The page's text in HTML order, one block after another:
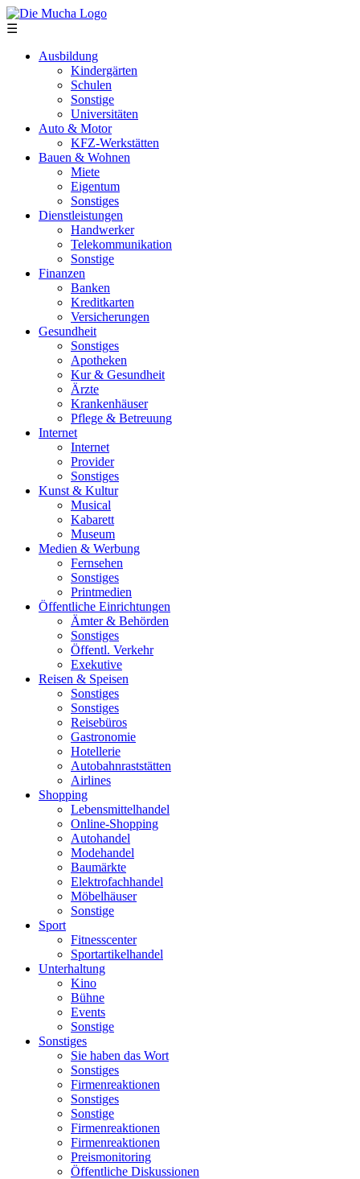
Direkt zum Inhalt
☰
Ausbildung
Kindergärten
Schulen
Sonstige
Universitäten
Auto & Motor
KFZ-Werkstätten
Bauen & Wohnen
Miete
Eigentum
Sonstiges
Dienstleistungen
Handwerker
Telekommunikation
Sonstige
Finanzen
Banken
Kreditkarten
Versicherungen
Gesundheit
Sonstiges
Apotheken
Kur & Gesundheit
Ärzte
Krankenhäuser
Pflege & Betreuung
Internet
Internet
Provider
Sonstiges
Kunst & Kultur
Musical
Kabarett
Museum
Medien & Werbung
Fernsehen
Sonstiges
Printmedien
Öffentliche Einrichtungen
Ämter & Behörden
Sonstiges
Öffentl. Verkehr
Exekutive
Reisen & Speisen
Sonstiges
Sonstiges
Reisebüros
Gastronomie
Hotellerie
Autobahnraststätten
Airlines
Shopping
Lebensmittelhandel
Online-Shopping
Autohandel
Modehandel
Baumärkte
Elektrofachhandel
Möbelhäuser
Sonstige
Sport
Fitnesscenter
Sportartikelhandel
Unterhaltung
Kino
Bühne
Events
Sonstige
Sonstiges
Sie haben das Wort
Sonstiges
Firmenreaktionen
Sonstiges
Sonstige
Firmenreaktionen
Firmenreaktionen
Preismonitoring
Öffentliche Diskussionen